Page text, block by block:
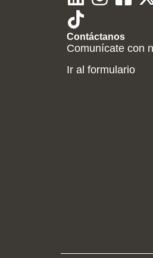
Contáctanos
Comunícate con
Ir al formulario